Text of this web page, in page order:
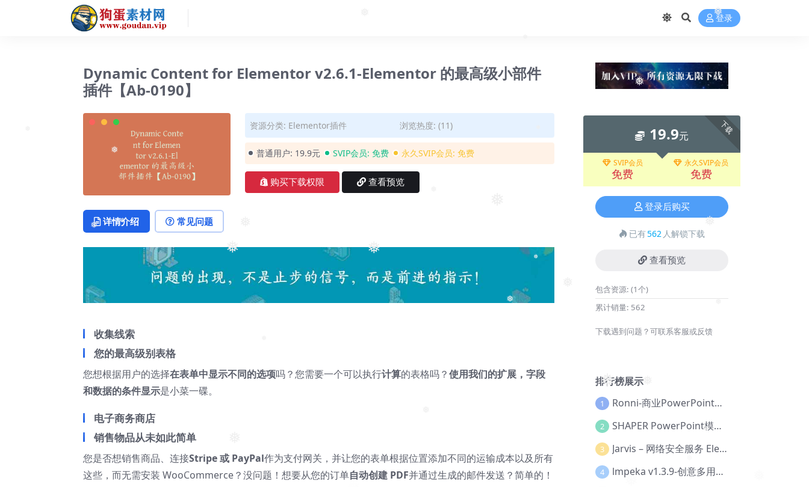
❅
❅
❅
❅
❅
❅
❅
❅
登录
Dynamic Content for Elementor v2.6.1-Elementor 的最高级小部件
插件【Ab-0190】
资源分类: Elementor插件 浏览热度: (11)
普通用户: 19.9元 SVIP会员: 免费 永久SVIP会员: 免费
购买下载权限 查看预览
详情介绍 常见问题
收集线索
您的最高级别表格
您想根据用户的选择在表单中显示不同的选项吗？您需要一个可以执行计算的表格吗？使用我们的扩展，字段
和数据的条件显示是小菜一碟。
电子商务商店
销售物品从未如此简单
您是否想销售商品、连接Stripe 或 PayPal作为支付网关，并让您的表单根据位置添加不同的运输成本以及所有
这些，而无需安装 WooCommerce？没问题！想要从您的订单自动创建 PDF并通过生成的邮件发送？简单的！
下载
19.9元
SVIP会员
免费
永久SVIP会员
免费
登录后购买
已有562 人解锁下载
查看预览
包含资源: (1个)
累计销量: 562
下载遇到问题？可联系客服或反馈
排行榜展示
1 Ronni-商业PowerPoint模板【Dc-0077】
2 SHAPER PowerPoint模板【Dc-0184】
3 Jarvis – 网络安全服务 Elementor 模板套件【Aa-0035】
4 lmpeka v1.3.9-创意多用途 WordPress 主题【Be-0064】